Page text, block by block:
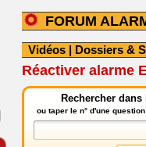
FORUM
Vidéos | Dossiers &
Réactiver alarme
Rechercher
ou taper le n° d'une